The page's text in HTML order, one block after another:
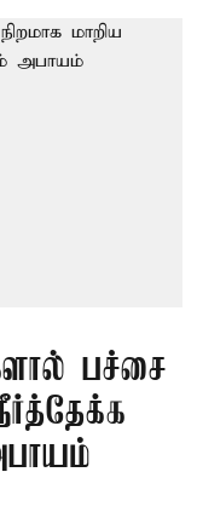
பச்சை